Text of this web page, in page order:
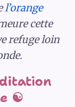
l’orange
cette
refuge loin
☯️